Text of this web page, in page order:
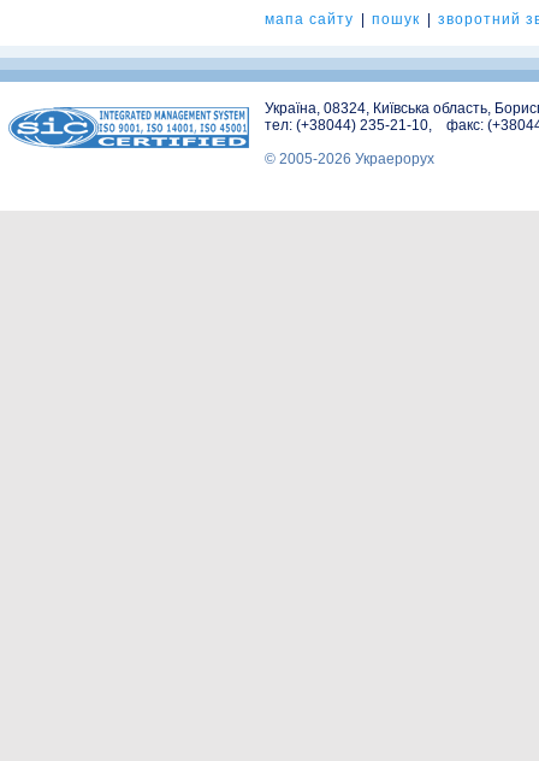
мапа сайту пошук зворотний
Україна, 08324, Київська область,
тел: (+38044) 235-21-10, факс:
© 2005-2026 Украерорух